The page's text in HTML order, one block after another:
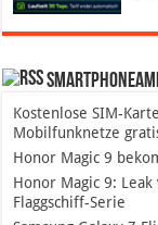
Kostenlose SIM-
Mobilfunknetze
Honor Magic 9
Honor Magic 9:
Flaggschiff-Serie